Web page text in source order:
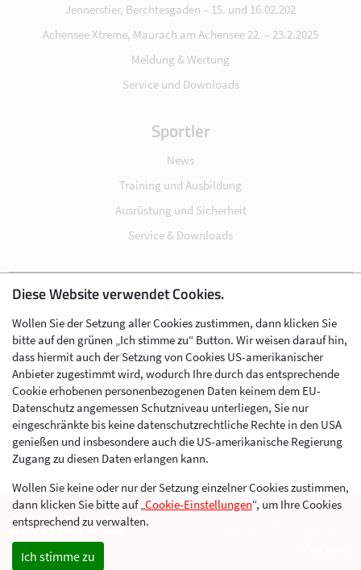
Jennerstier, Berchtesgaden – 15. und 16.02.202
Achensee Xtreme, Maurach am Achensee 22. – 23.2.2025
Meldung & Wertung
Service und Downloads
Sportler
News
Training und Ausbildung
Ausrüstung und Sicherheit
Service & Downloads
Impressum
Datenschutz
Cookie-Einstellungen
AGB
Kontakt
Werben im Skibergsteigen
© 2026 Skimo Austria
Diese Website verwendet Cookies.
Wollen Sie der Setzung aller Cookies zustimmen, dann klicken Sie
bitte auf den grünen „Ich stimme zu“ Button. Wir weisen darauf hin,
dass hiermit auch der Setzung von Cookies US-amerikanischer
Anbieter zugestimmt wird, wodurch Ihre durch das entsprechende
Cookie erhobenen personenbezogenen Daten keinem dem EU-
Datenschutz angemessen Schutzniveau unterliegen, Sie nur
eingeschränkte bis keine datenschutzrechtliche Rechte in den USA
genießen und insbesondere auch die US-amerikanische Regierung
Zugang zu diesen Daten erlangen kann.
Wollen Sie keine oder nur der Setzung einzelner Cookies zustimmen,
dann klicken Sie bitte auf „Cookie-Einstellungen“, um Ihre Cookies
entsprechend zu verwalten.
Ich stimme zu